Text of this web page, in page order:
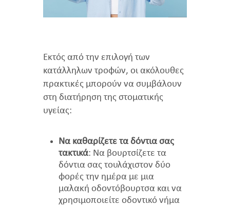
Εκτός από την επιλογή των
κατάλληλων τροφών, οι ακόλουθες
πρακτικές μπορούν να συμβάλουν
στη διατήρηση της στοματικής
υγείας:
Να καθαρίζετε τα δόντια σας
τακτικά: Να βουρτσίζετε τα
δόντια σας τουλάχιστον δύο
φορές την ημέρα με μια
μαλακή οδοντόβουρτσα και να
χρησιμοποιείτε οδοντικό νήμα